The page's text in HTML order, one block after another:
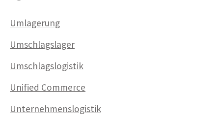
Umlagerung
Umschlagslager
Umschlagslogistik
Unified Commerce
Unternehmenslogistik